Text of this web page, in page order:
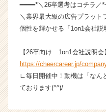
e
r
C
r
e
r）
━━━━*＼26卒選考はコチラ
＼業界最大級の広告プラット
個性を輝かせる「1on1会社説
【26卒向け 1on1会社説明会
https://cheercareer.jp/
∟毎日開催中！動機は「なん
ております(^^)/